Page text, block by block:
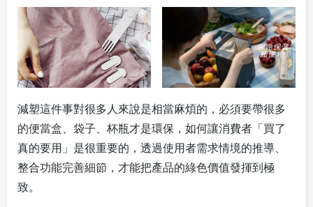
減塑這件事對很多人來說是相當麻煩的，必須要帶很多
的便當盒、袋子、杯瓶才是環保，如何讓消費者「買了
真的要用」是很重要的，透過使用者需求情境的推導、
整合功能完善細節，才能把產品的綠色價值發揮到極
致。